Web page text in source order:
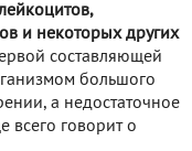
и некоторых других
составляющей
большого
а недостаточное
всего говорит о